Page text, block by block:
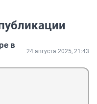
в
24 августа 2025, 21:43